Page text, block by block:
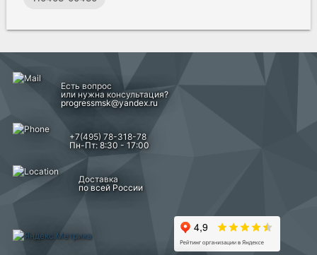
Есть вопрос
или нужна консультация?
progressmsk@yandex.ru
+7(495) 78-318-78
Пн-Пт: 8:30 - 17:00
Доставка
по всей России